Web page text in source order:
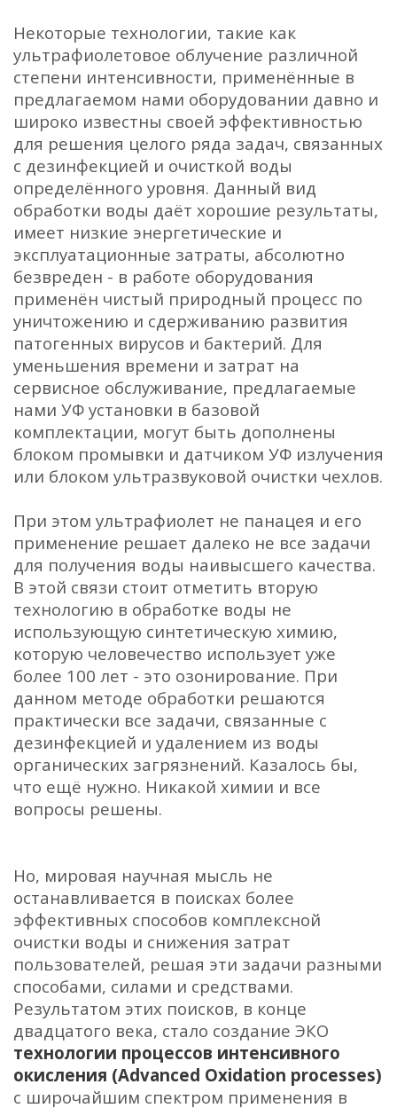
Некоторые технологии, такие как
ультрафиолетовое облучение различной
степени интенсивности, применённые в
предлагаемом нами оборудовании давно и
широко известны своей эффективностью
для решения целого ряда задач, связанных
с дезинфекцией и очисткой воды
определённого уровня. Данный вид
обработки воды даёт хорошие результаты,
имеет низкие энергетические и
эксплуатационные затраты, абсолютно
безвреден - в работе оборудования
применён чистый природный процесс по
уничтожению и сдерживанию развития
патогенных вирусов и бактерий. Для
уменьшения времени и затрат на
сервисное обслуживание, предлагаемые
нами УФ установки в базовой
комплектации, могут быть дополнены
блоком промывки и датчиком УФ излучения
или блоком ультразвуковой очистки чехлов.
При этом ультрафиолет не панацея и его
применение решает далеко не все задачи
для получения воды наивысшего качества.
В этой связи стоит отметить вторую
технологию в обработке воды не
использующую синтетическую химию,
которую человечество использует уже
более 100 лет - это озонирование. При
данном методе обработки решаются
практически все задачи, связанные с
дезинфекцией и удалением из воды
органических загрязнений. Казалось бы,
что ещё нужно. Никакой химии и все
вопросы решены.
Но, мировая научная мысль не
останавливается в поисках более
эффективных способов комплексной
очистки воды и снижения затрат
пользователей, решая эти задачи разными
способами, силами и средствами.
Результатом этих поисков, в конце
двадцатого века, стало создание ЭКО
технологии процессов интенсивного
окисления (Advanced Oxidation processes)
с широчайшим спектром применения в